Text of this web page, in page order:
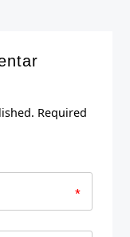
Required
*